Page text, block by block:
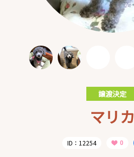
譲渡決定
マリカ
ID：12254